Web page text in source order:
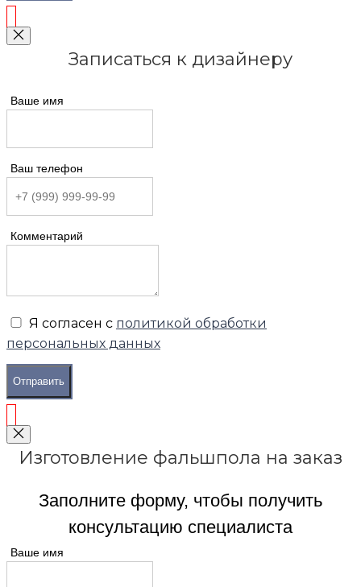
Записаться к дизайнеру
Ваше имя
Ваш телефон
Комментарий
Я согласен с политикой обработки
персональных данных
Отправить
Изготовление фальшпола на заказ
Заполните форму, чтобы получить
консультацию специалиста
Ваше имя